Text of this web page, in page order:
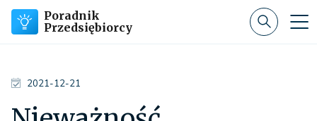
Poradnik
Przedsiębiorcy
2021-12-21